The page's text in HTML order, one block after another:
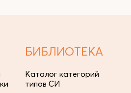
БИБЛИОТЕКА
Каталог категорий
типов СИ